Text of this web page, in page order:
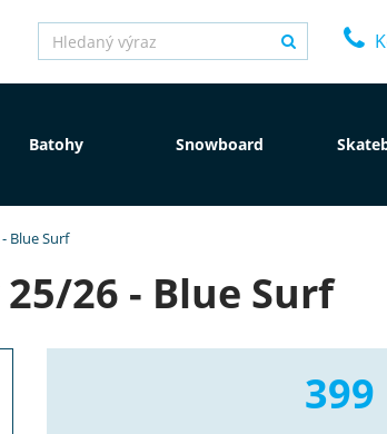
Batohy Snowboard
Blue Surf
26 - Blue Surf
399